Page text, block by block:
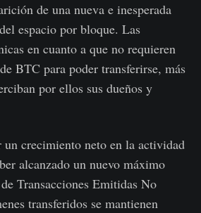
de una nueva e inesperada
espacio por bloque. Las
en cuanto a que no requieren
BTC para poder transferirse, más
por ellos sus dueños y
un crecimiento neto en la actividad
alcanzado un nuevo máximo
Transacciones Emitidas No
transferidos se mantienen